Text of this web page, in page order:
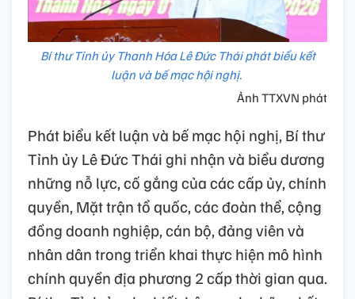
Bí thư Tỉnh ủy Thanh Hóa Lê Đức Thái phát biểu kết
luận và bế mạc hội nghị.
Ảnh TTXVN phát
Phát biểu kết luận và bế mạc hội nghị, Bí thư
Tỉnh ủy Lê Đức Thái ghi nhận và biểu dương
những nỗ lực, cố gắng của các cấp ủy, chính
quyền, Mặt trận tổ quốc, các đoàn thể, cộng
đồng doanh nghiệp, cán bộ, đảng viên và
nhân dân trong triển khai thực hiện mô hình
chính quyền địa phương 2 cấp thời gian qua.